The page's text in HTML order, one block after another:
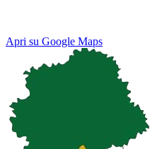
Apri su Google Maps
Map Satellite
Keyboard shortcuts